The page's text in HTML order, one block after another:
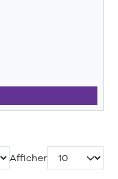
Afficher